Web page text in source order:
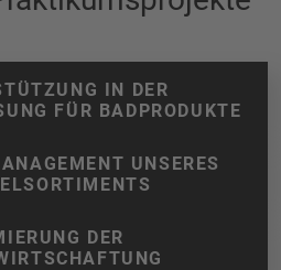
IN DER
FÜR BADPRODUKTE
UNSERES
DER